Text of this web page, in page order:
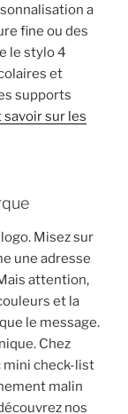
a
fine ou des
le stylo 4
et
supports
sur les
Misez sur
une adresse
attention,
et la
le message.
Chez
mini check-list
malin
nos